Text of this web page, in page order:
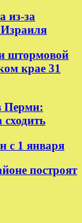
из-за
Израиля
штормовой
крае 31
Перми:
с 1 января
построят